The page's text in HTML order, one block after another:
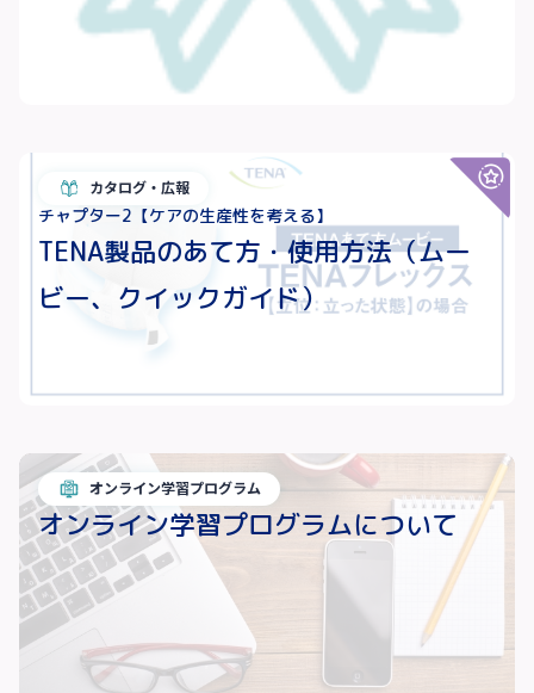
カタログ・広報
チャプター2【ケアの生産性を考える】
TENA製品のあて方・使用方法（ムー
ビー、クイックガイド）
オンライン学習プログラム
オンライン学習プログラムについて